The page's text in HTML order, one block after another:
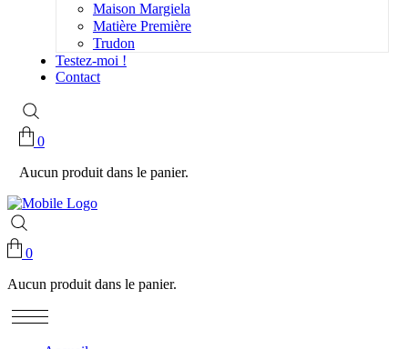
Maison Margiela
Matière Première
Trudon
Testez-moi !
Contact
0
Aucun produit dans le panier.
0
Aucun produit dans le panier.